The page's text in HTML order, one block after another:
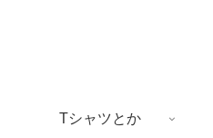
Tシャツとか